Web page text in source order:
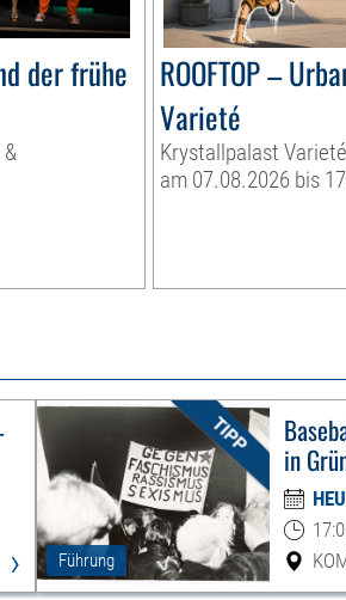
der frühe
&
ROOFTOP –
Varieté
Krystallpalast
am 07.08.2026 bis
› Führung
in